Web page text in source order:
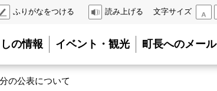
ふりがなをつける 読み上げる
文字サイズ
の情報 イベント・観光 町長へのメール
の公表について